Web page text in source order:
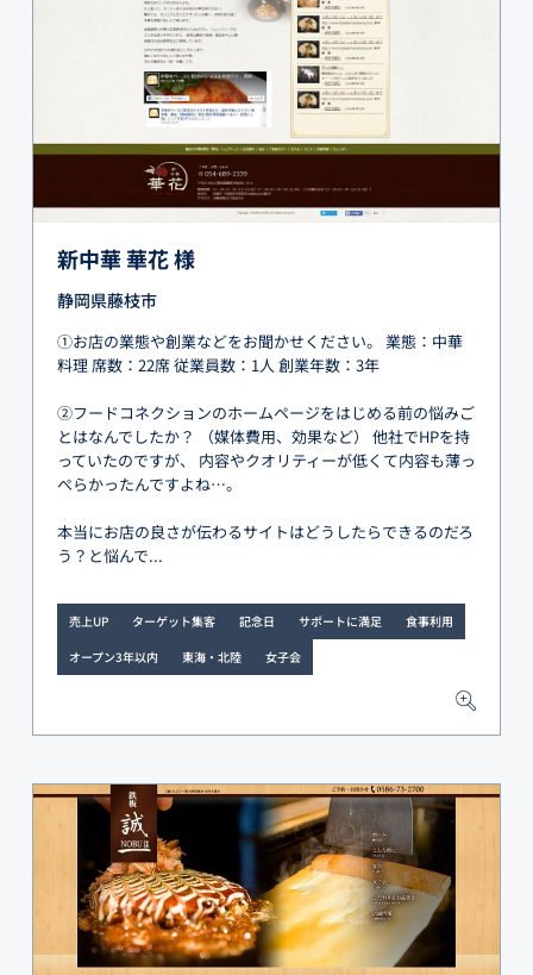
新中華 華花 様
静岡県藤枝市
①お店の業態や創業などをお聞かせください。 業態：中華
料理 席数：22席 従業員数：1人 創業年数：3年
②フードコネクションのホームページをはじめる前の悩みご
とはなんでしたか？ （媒体費用、効果など） 他社でHPを持
っていたのですが、 内容やクオリティーが低くて内容も薄っ
ぺらかったんですよね…。
本当にお店の良さが伝わるサイトはどうしたらできるのだろ
う？と悩んで...
売上UP ターゲット集客 記念日 サポートに満足
食事利用
オープン3年以内
東海・北陸 女子会